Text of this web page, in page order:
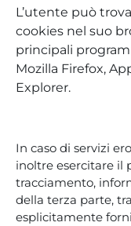
L’utente può
cookies nel suo
principali
Mozilla Firefox,
Explorer.
In caso di servizi
inoltre esercitare il
tracciamento,
della terza parte,
esplicitamente